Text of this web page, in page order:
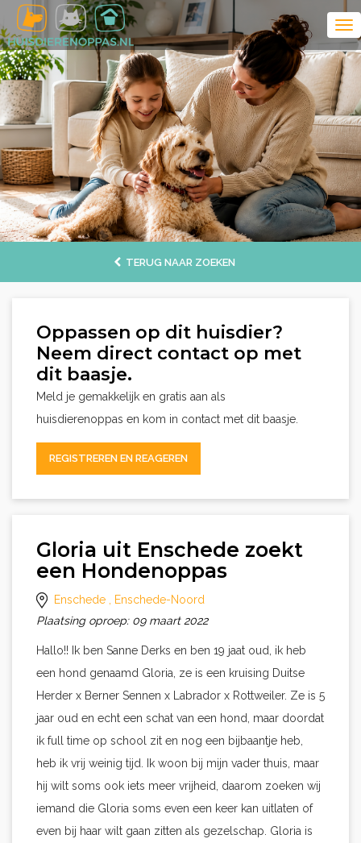
TERUG NAAR ZOEKEN
Oppassen op dit huisdier?
Neem direct contact op met
dit baasje.
Meld je gemakkelijk en gratis aan als
huisdierenoppas en kom in contact met dit baasje.
REGISTREREN EN REAGEREN
Gloria uit Enschede zoekt
een Hondenoppas
Enschede , Enschede-Noord
Plaatsing oproep: 09 maart 2022
Hallo!! Ik ben Sanne Derks en ben 19 jaat oud, ik heb
een hond genaamd Gloria, ze is een kruising Duitse
Herder x Berner Sennen x Labrador x Rottweiler. Ze is 5
jaar oud en echt een schat van een hond, maar doordat
ik full time op school zit en nog een bijbaantje heb,
heb ik vrij weinig tijd. Ik woon bij mijn vader thuis, maar
hij wilt soms ook iets meer vrijheid, daarom zoeken wij
iemand die Gloria soms even een keer kan uitlaten of
even bij haar wilt gaan zitten als gezelschap. Gloria is